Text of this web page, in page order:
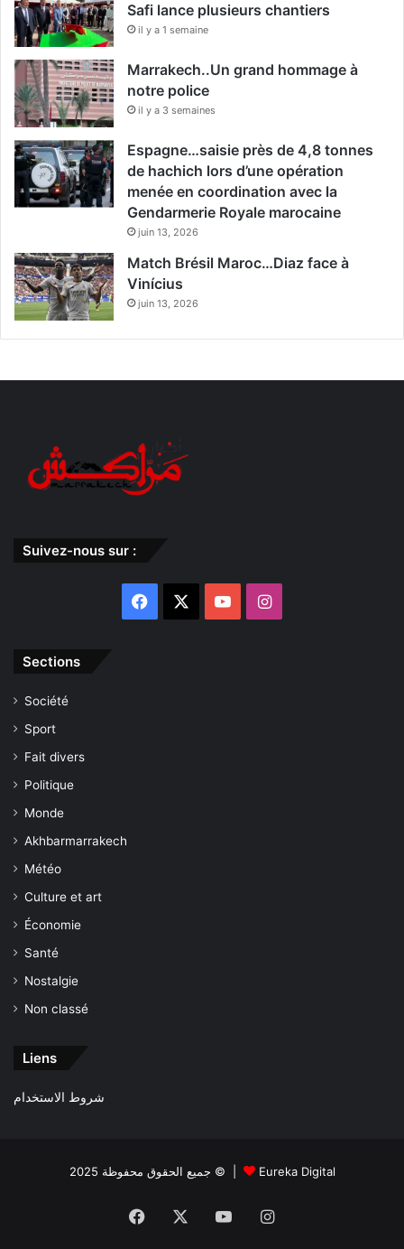
Safi lance plusieurs chantiers
il y a 1 semaine
Marrakech..Un grand hommage à
notre police
il y a 3 semaines
Espagne…saisie près de 4,8 tonnes
de hachich lors d’une opération
menée en coordination avec la
Gendarmerie Royale marocaine
juin 13, 2026
Match Brésil Maroc…Diaz face à
Vinícius
juin 13, 2026
Suivez-nous sur :
Facebook YouTubeInstagram
Sections
Société
Sport
Fait divers
Politique
Monde
Akhbarmarrakech
Météo
Culture et art
Économie
Santé
Nostalgie
Non classé
Liens
شروط الاستخدام
جميع الحقوق محفوظة 2025 © | Eureka Digital
Facebook YouTubeInstagram